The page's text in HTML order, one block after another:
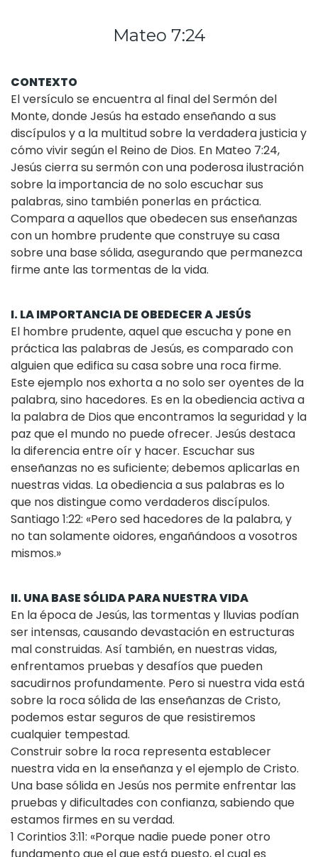
Mateo 7:24
CONTEXTO
El versículo se encuentra al final del Sermón del
Monte, donde Jesús ha estado enseñando a sus
discípulos y a la multitud sobre la verdadera justicia y
cómo vivir según el Reino de Dios. En Mateo 7:24,
Jesús cierra su sermón con una poderosa ilustración
sobre la importancia de no solo escuchar sus
palabras, sino también ponerlas en práctica.
Compara a aquellos que obedecen sus enseñanzas
con un hombre prudente que construye su casa
sobre una base sólida, asegurando que permanezca
firme ante las tormentas de la vida.
I. LA IMPORTANCIA DE OBEDECER A JESÚS
El hombre prudente, aquel que escucha y pone en
práctica las palabras de Jesús, es comparado con
alguien que edifica su casa sobre una roca firme.
Este ejemplo nos exhorta a no solo ser oyentes de la
palabra, sino hacedores. Es en la obediencia activa a
la palabra de Dios que encontramos la seguridad y la
paz que el mundo no puede ofrecer. Jesús destaca
la diferencia entre oír y hacer. Escuchar sus
enseñanzas no es suficiente; debemos aplicarlas en
nuestras vidas. La obediencia a sus palabras es lo
que nos distingue como verdaderos discípulos.
Santiago 1:22: «Pero sed hacedores de la palabra, y
no tan solamente oidores, engañándoos a vosotros
mismos.»
II. UNA BASE SÓLIDA PARA NUESTRA VIDA
En la época de Jesús, las tormentas y lluvias podían
ser intensas, causando devastación en estructuras
mal construidas. Así también, en nuestras vidas,
enfrentamos pruebas y desafíos que pueden
sacudirnos profundamente. Pero si nuestra vida está
sobre la roca sólida de las enseñanzas de Cristo,
podemos estar seguros de que resistiremos
cualquier tempestad.
Construir sobre la roca representa establecer
nuestra vida en la enseñanza y el ejemplo de Cristo.
Una base sólida en Jesús nos permite enfrentar las
pruebas y dificultades con confianza, sabiendo que
estamos firmes en su verdad.
1 Corintios 3:11: «Porque nadie puede poner otro
fundamento que el que está puesto, el cual es